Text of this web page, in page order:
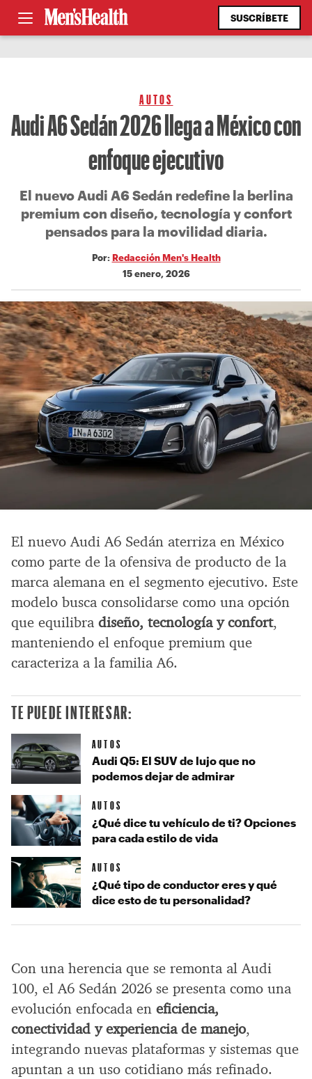
SUSCRÍBETE
AUTOS
Audi A6 Sedán 2026 llega a México con
enfoque ejecutivo
El nuevo Audi A6 Sedán redefine la berlina
premium con diseño, tecnología y confort
pensados para la movilidad diaria.
Por: Redacción Men's Health
15 enero, 2026
El nuevo Audi A6 Sedán aterriza en México
como parte de la ofensiva de producto de la
marca alemana en el segmento ejecutivo. Este
modelo busca consolidarse como una opción
que equilibra diseño, tecnología y confort,
manteniendo el enfoque premium que
caracteriza a la familia A6.
Con una herencia que se remonta al Audi
100, el A6 Sedán 2026 se presenta como una
evolución enfocada en eficiencia,
conectividad y experiencia de manejo,
integrando nuevas plataformas y sistemas que
apuntan a un uso cotidiano más refinado.
TE PUEDE INTERESAR:
AUTOS
Audi Q5: El SUV de lujo que no
podemos dejar de admirar
AUTOS
¿Qué dice tu vehículo de ti? Opciones
para cada estilo de vida
AUTOS
¿Qué tipo de conductor eres y qué
dice esto de tu personalidad?